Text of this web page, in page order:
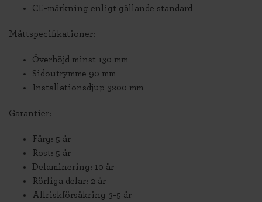
CE-märkning enligt gällande standard
Måttspecifikationer:
Överhöjd minst 130 mm
Sidoutrymme 90 mm
Installationsdjup 3200 mm
Garantier:
Färg: 5 år
Rost: 5 år
Delaminering: 10 år
Rörliga delar: 2 år
Allriskförsäkring 3-5 år